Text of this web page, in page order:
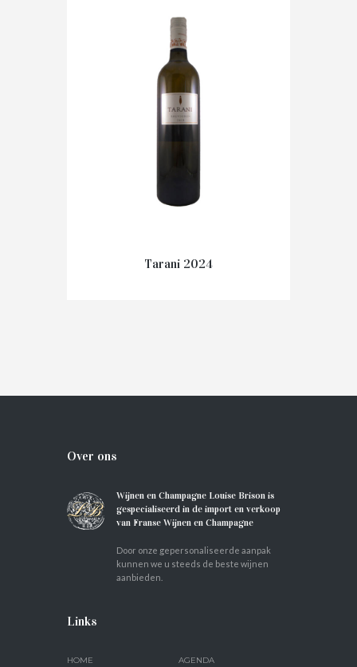
Tarani 2024
Over ons
Wijnen en Champagne Louise Brison is
gespecialiseerd in de import en verkoop
van Franse Wijnen en Champagne
Door onze gepersonaliseerde aanpak
kunnen we u steeds de beste wijnen
aanbieden.
Links
HOME
AGENDA